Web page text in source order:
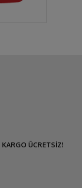
KARGO ÜCRETSİZ!